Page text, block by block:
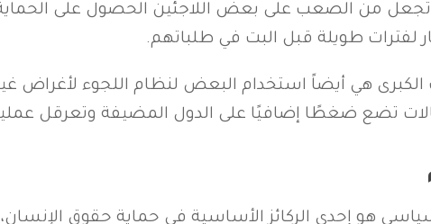
تجعل من الصعب على بعض اللاجئين الحصول على
لفترات طويلة قبل البت في طلباتهم.
الكبرى هي أيضاً استخدام البعض لنظام اللجوء لأغراض
تضع ضغطًا إضافيًا على الدول المضيفة وتعرقل
هو إحدى الركائز الأساسية في حماية حقوق